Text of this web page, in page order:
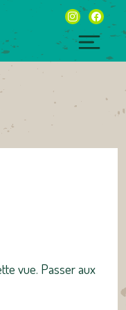
instagram
vue. Passer aux